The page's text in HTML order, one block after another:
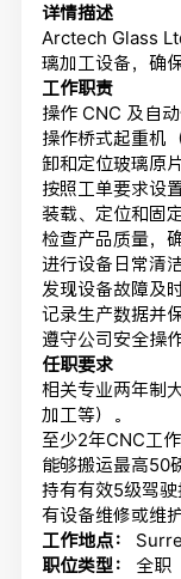
详情描述
Arctech Glass
璃加工设备，确
工作职责
操作 CNC 及自
操作桥式起重机
卸和定位玻璃原片
按照工单要求设
装载、定位和固
检查产品质量，
进行设备日常清
发现设备故障及
记录生产数据并
遵守公司安全操
任职要求
相关专业两年制
加工等）。
至少2年CNC工作
能够搬运最高50
持有有效5级驾驶
有设备维修或维
工作地点：
职位类型：
全职